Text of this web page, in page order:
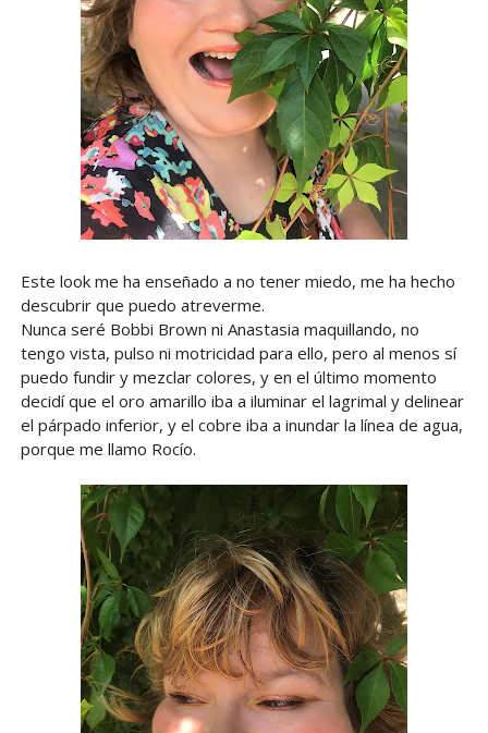
Este look me ha enseñado a no tener miedo, me ha hecho
descubrir que puedo atreverme.
Nunca seré Bobbi Brown ni Anastasia maquillando, no
tengo vista, pulso ni motricidad para ello, pero al menos sí
puedo fundir y mezclar colores, y en el último momento
decidí que el oro amarillo iba a iluminar el lagrimal y delinear
el párpado inferior, y el cobre iba a inundar la línea de agua,
porque me llamo Rocío.